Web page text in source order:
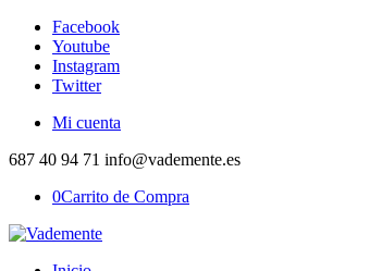
Facebook
Youtube
Instagram
Twitter
Mi cuenta
687 40 94 71 info@vademente.es
0Carrito de Compra